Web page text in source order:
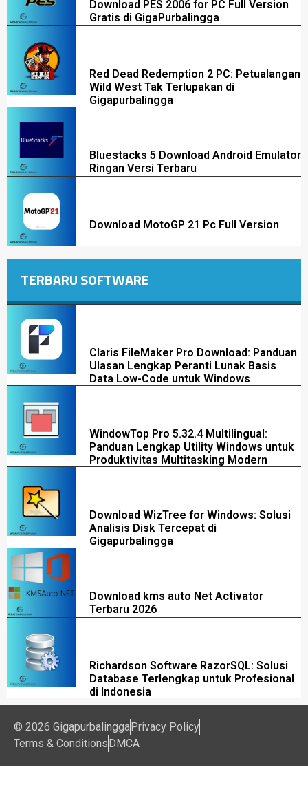
Download PES 2006 for PC Full Version
Gratis di GigaPurbalingga
Red Dead Redemption 2 PC: Petualangan
Wild West Tak Terlupakan di
Gigapurbalingga
Bluestacks 5 Download Android Emulator
Ringan Versi Terbaru
Download MotoGP 21 Pc Full Version
TERBARU SOFTWARE
Claris FileMaker Pro Download: Panduan
Ulasan Lengkap Peranti Lunak Basis
Data Low-Code untuk Windows
WindowTop Pro 5.32.4 Multilingual:
Panduan Lengkap Utility Windows untuk
Produktivitas Multitasking Modern
Download WizTree for Windows: Solusi
Analisis Disk Tercepat di
Gigapurbalingga
Download kms auto Net Activator
Terbaru 2026
Richardson Software RazorSQL: Solusi
Database Terlengkap untuk Profesional
di Indonesia
© 2026 Gigapurbalingga Privacy Policy
Terms & Conditions DMCA